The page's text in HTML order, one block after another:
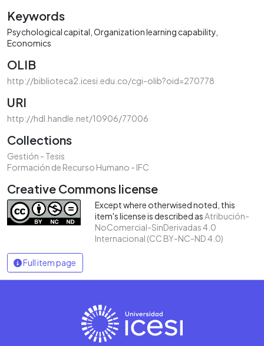
Keywords
Psychological capital Organization learning capability
Economics
OLIB
http://biblioteca2.icesi.edu.co/cgi-olib?oid=270778
URI
http://hdl.handle.net/10906/77006
Collections
Gestión - Tesis
Formación de Recurso Humano - IFC
Creative Commons license
Except where otherwised noted, this
item's license is described asAtribución-
NoComercial-SinDerivadas 4.0
Internacional (CC BY-NC-ND 4.0)
Full item page